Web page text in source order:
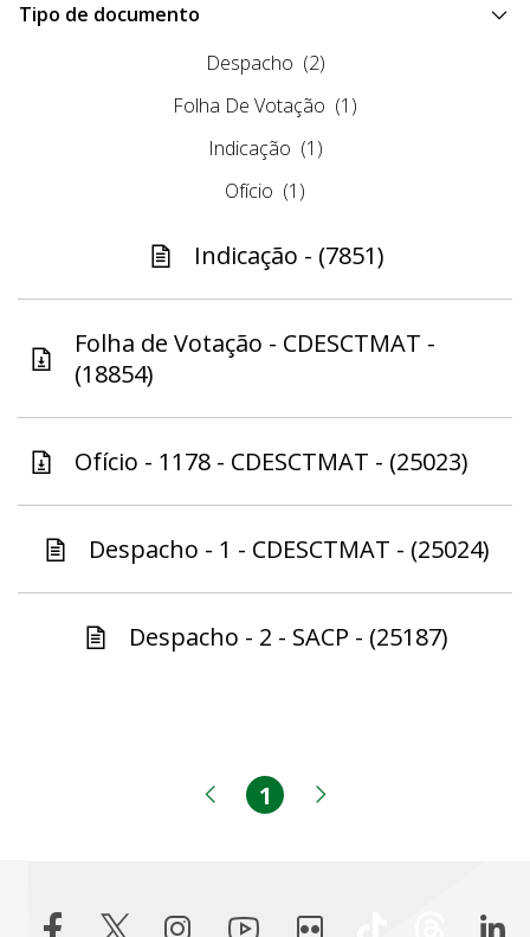
Tipo de documento
Despacho (2)
Folha De Votação (1)
Indicação (1)
Ofício (1)
Indicação - (7851)
Folha de Votação - CDESCTMAT -
(18854)
Ofício - 1178 - CDESCTMAT - (25023)
Despacho - 1 - CDESCTMAT - (25024)
Despacho - 2 - SACP - (25187)
Página anterior
Página
1